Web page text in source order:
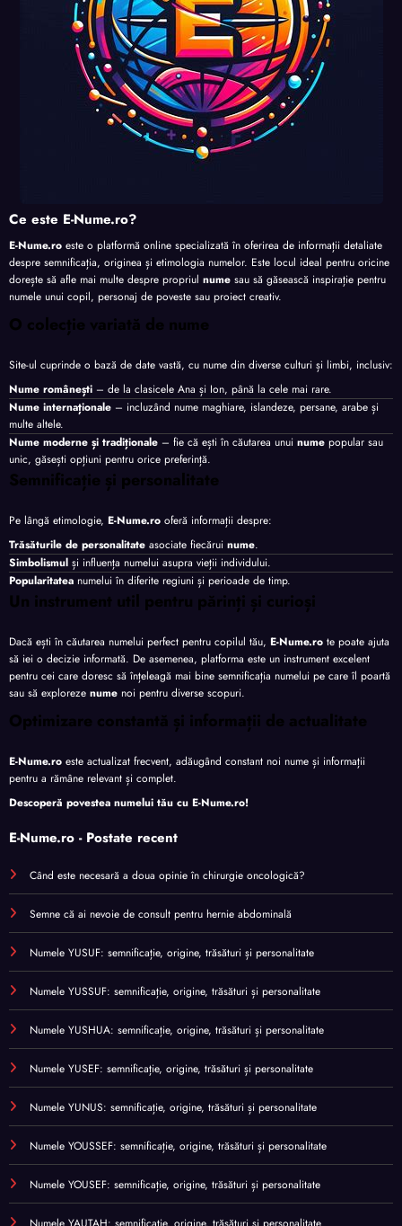
Ce este E-Nume.ro?
E-Nume.ro este o platformă online specializată în oferirea de informații detaliate
despre semnificația, originea și etimologia numelor. Este locul ideal pentru oricine
dorește să afle mai multe despre propriul nume sau să găsească inspirație pentru
numele unui copil, personaj de poveste sau proiect creativ.
O colecție variată de nume
Site-ul cuprinde o bază de date vastă, cu nume din diverse culturi și limbi, inclusiv:
Nume românești – de la clasicele Ana și Ion, până la cele mai rare.
Nume internaționale – incluzând nume maghiare, islandeze, persane, arabe și
multe altele.
Nume moderne și tradiționale – fie că ești în căutarea unui nume popular sau
unic, găsești opțiuni pentru orice preferință.
Semnificație și personalitate
Pe lângă etimologie, E-Nume.ro oferă informații despre:
Trăsăturile de personalitate asociate fiecărui nume.
Simbolismul și influența numelui asupra vieții individului.
Popularitatea numelui în diferite regiuni și perioade de timp.
Un instrument util pentru părinți și curioși
Dacă ești în căutarea numelui perfect pentru copilul tău, E-Nume.ro te poate ajuta
să iei o decizie informată. De asemenea, platforma este un instrument excelent
pentru cei care doresc să înțeleagă mai bine semnificația numelui pe care îl poartă
sau să exploreze nume noi pentru diverse scopuri.
Optimizare constantă și informații de actualitate
E-Nume.ro este actualizat frecvent, adăugând constant noi nume și informații
pentru a rămâne relevant și complet.
Descoperă povestea numelui tău cu E-Nume.ro!
E-Nume.ro - Postate recent
Când este necesară a doua opinie în chirurgie oncologică?
Semne că ai nevoie de consult pentru hernie abdominală
Numele YUSUF: semnificație, origine, trăsături și personalitate
Numele YUSSUF: semnificație, origine, trăsături și personalitate
Numele YUSHUA: semnificație, origine, trăsături și personalitate
Numele YUSEF: semnificație, origine, trăsături și personalitate
Numele YUNUS: semnificație, origine, trăsături și personalitate
Numele YOUSSEF: semnificație, origine, trăsături și personalitate
Numele YOUSEF: semnificație, origine, trăsături și personalitate